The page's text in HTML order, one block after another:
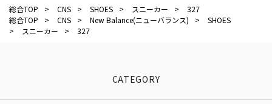
総合TOP > CNS > SHOES > スニーカー >
327
総合TOP
> CNS > New Balance(ニューバランス) >
SHOES
>
スニーカー > 327
CATEGORY